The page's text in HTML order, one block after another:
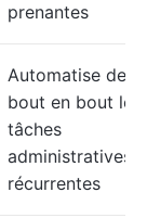
prenantes
Automatise de
bout en bout les
tâches
administratives
récurrentes